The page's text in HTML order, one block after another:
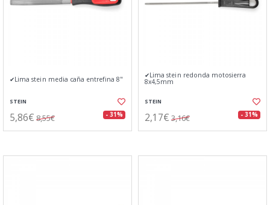
✔Lima stein media caña entrefina 8"
STEIN
5,86€ 8,55€ - 31%
✔Lima stein redonda motosierra
8x4,5mm
STEIN
2,17€ 3,16€ - 31%